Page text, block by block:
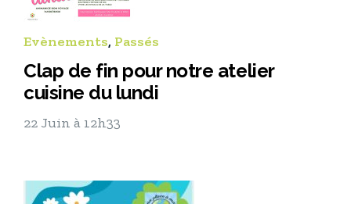
Evènements, Passés
Clap de fin pour notre atelier
cuisine du lundi
22 Juin à 12h33